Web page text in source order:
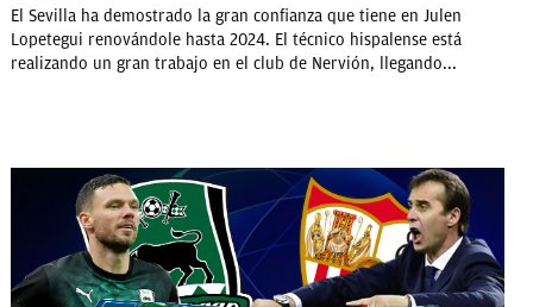
El Sevilla ha demostrado la gran confianza que tiene en Julen
Lopetegui renovándole hasta 2024. El técnico hispalense está
realizando un gran trabajo en el club de Nervión, llegando...